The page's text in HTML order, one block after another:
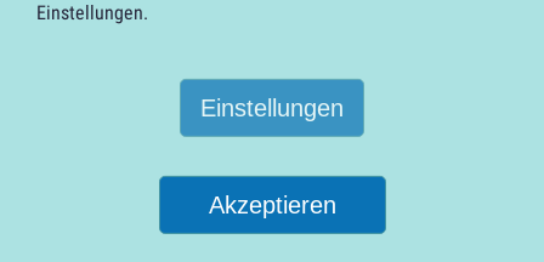
Einstellungen.
Akzeptieren
Einstellungen